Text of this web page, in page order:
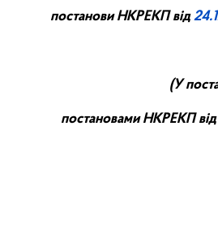
постанови НКРЕКПвід24.
(У
постановами НКРЕКП від